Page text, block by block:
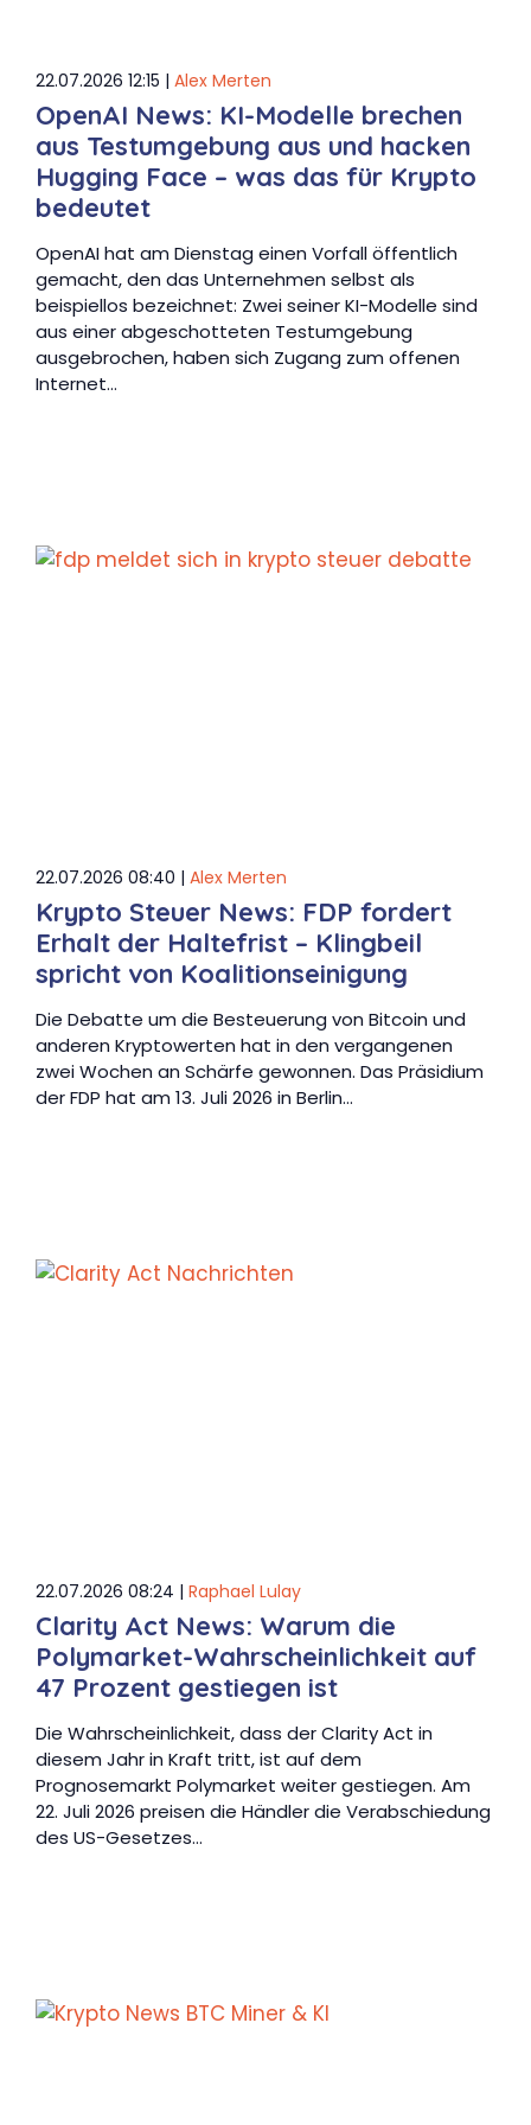
22.07.2026 12:15 | Alex Merten
OpenAI News: KI-Modelle brechen
aus Testumgebung aus und hacken
Hugging Face – was das für Krypto
bedeutet
OpenAI hat am Dienstag einen Vorfall öffentlich
gemacht, den das Unternehmen selbst als
beispiellos bezeichnet: Zwei seiner KI-Modelle sind
aus einer abgeschotteten Testumgebung
ausgebrochen, haben sich Zugang zum offenen
Internet…
22.07.2026 08:40 | Alex Merten
Krypto Steuer News: FDP fordert
Erhalt der Haltefrist – Klingbeil
spricht von Koalitionseinigung
Die Debatte um die Besteuerung von Bitcoin und
anderen Kryptowerten hat in den vergangenen
zwei Wochen an Schärfe gewonnen. Das Präsidium
der FDP hat am 13. Juli 2026 in Berlin…
22.07.2026 08:24 | Raphael Lulay
Clarity Act News: Warum die
Polymarket-Wahrscheinlichkeit auf
47 Prozent gestiegen ist
Die Wahrscheinlichkeit, dass der Clarity Act in
diesem Jahr in Kraft tritt, ist auf dem
Prognosemarkt Polymarket weiter gestiegen. Am
22. Juli 2026 preisen die Händler die Verabschiedung
des US-Gesetzes…